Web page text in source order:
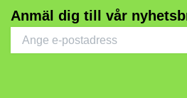
Anmäl dig till vår